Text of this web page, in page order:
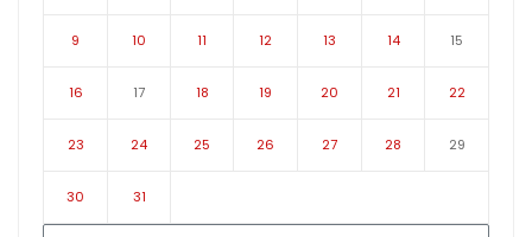
9 10 11 12 13 14 15
16 17 18 19 20 21 22
23 24 25 26 27 28 29
30 31